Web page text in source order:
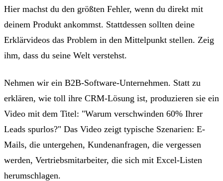
Hier machst du den größten Fehler, wenn du direkt mit
deinem Produkt ankommst. Stattdessen sollten deine
Erklärvideos das Problem in den Mittelpunkt stellen. Zeig
ihm, dass du seine Welt verstehst.
Nehmen wir ein B2B-Software-Unternehmen. Statt zu
erklären, wie toll ihre CRM-Lösung ist, produzieren sie ein
Video mit dem Titel: "Warum verschwinden 60% Ihrer
Leads spurlos?" Das Video zeigt typische Szenarien: E-
Mails, die untergehen, Kundenanfragen, die vergessen
werden, Vertriebsmitarbeiter, die sich mit Excel-Listen
herumschlagen.